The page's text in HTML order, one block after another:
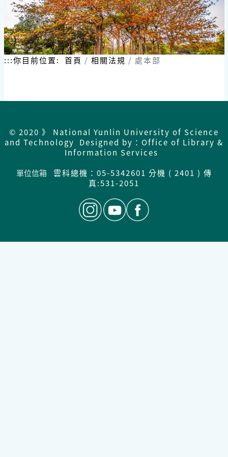
:::你目前位置: 首頁 相關法規 處本部
© 2020 》 National Yunlin University of Science
and Technology Designed by：Office of Library &
Information Services
單位信箱
雲科總機：05-5342601 分機 ( 2401 ) 傳
真:531-2051